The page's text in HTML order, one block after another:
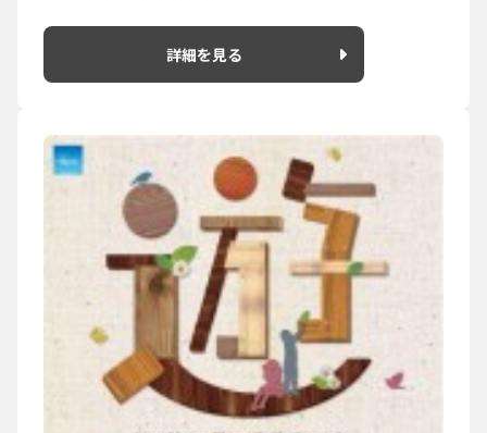
詳細を見る